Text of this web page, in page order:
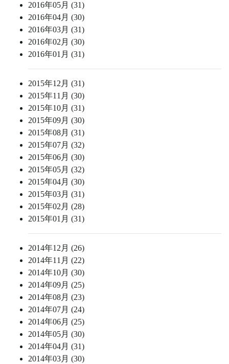
2016年05月 (31)
2016年04月 (30)
2016年03月 (31)
2016年02月 (30)
2016年01月 (31)
2015年12月 (31)
2015年11月 (30)
2015年10月 (31)
2015年09月 (30)
2015年08月 (31)
2015年07月 (32)
2015年06月 (30)
2015年05月 (32)
2015年04月 (30)
2015年03月 (31)
2015年02月 (28)
2015年01月 (31)
2014年12月 (26)
2014年11月 (22)
2014年10月 (30)
2014年09月 (25)
2014年08月 (23)
2014年07月 (24)
2014年06月 (25)
2014年05月 (30)
2014年04月 (31)
2014年03月 (30)